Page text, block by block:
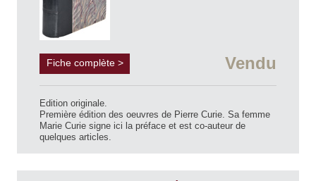
Fiche complète > Vendu
Edition originale.
Première édition des oeuvres de Pierre Curie. Sa femme
Marie Curie signe ici la préface et est co-auteur de
quelques articles.